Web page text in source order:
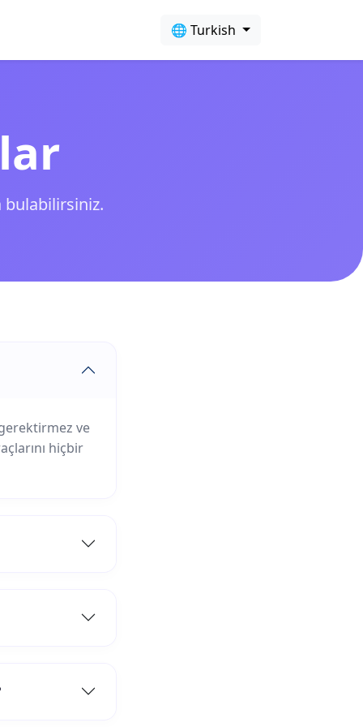
🌐 Turkish
bulabilirsiniz.
ve
hiçbir